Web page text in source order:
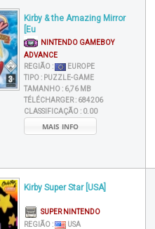
Kirby & the Amazing Mirror
[Eu
NINTENDO GAMEBOY
ADVANCE
REGIÃO :
EUROPE
TIPO : PUZZLE-GAME
TAMANHO : 6,76 MB
TÉLÉCHARGER : 684206
CLASSIFICAÇÃO : 0.00
MAIS INFO
Kirby Super Star [USA]
SUPER NINTENDO
REGIÃO :
USA